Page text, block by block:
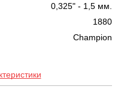
0,325" - 1,5 мм.
1880
Champion